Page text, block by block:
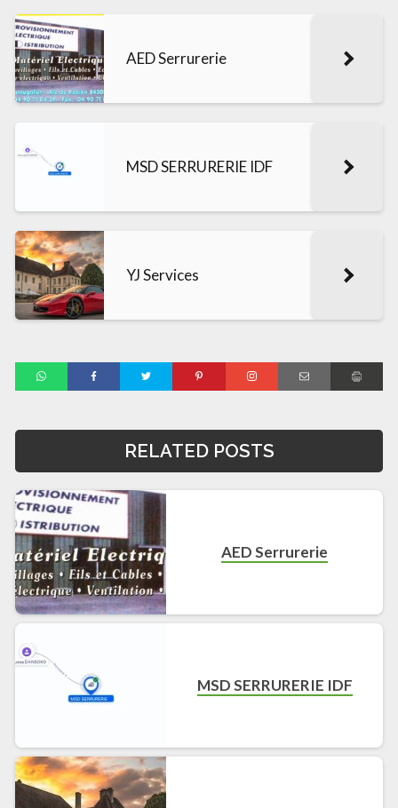
AED Serrurerie
MSD SERRURERIE IDF
YJ Services
RELATED POSTS
AED Serrurerie
MSD SERRURERIE IDF